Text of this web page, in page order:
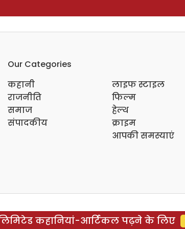
Our Categories
कहानी
राजनीति
समाज
संपादकीय
लाइफ स्टाइल
फिल्म
हेल्थ
क्राइम
आपकी समस्याएं
कहानियां-आर्टिकल पढ़ने के लिए